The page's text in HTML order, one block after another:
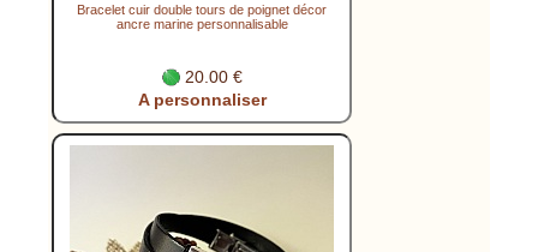
Bracelet cuir double tours de poignet décor
ancre marine personnalisable
20.00 €
A personnaliser